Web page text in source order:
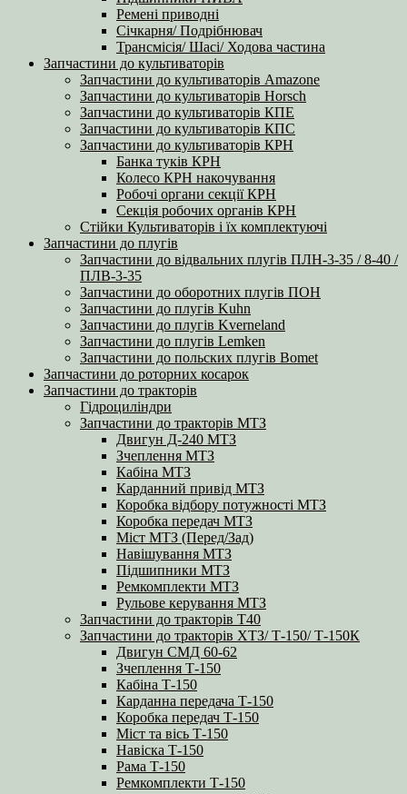
Ремені приводні
Січкарня/ Подрібнювач
Трансмісія/ Шасі/ Ходова частина
Запчастини до культиваторів
Запчастини до культиваторів Amazone
Запчастини до культиваторів Horsch
Запчастини до культиваторів КПЕ
Запчастини до культиваторів КПС
Запчастини до культиваторів КРН
Банка туків КРН
Колесо КРН накочування
Робочі органи секції КРН
Секція робочих органів КРН
Стійки Культиваторів і їх комплектуючі
Запчастини до плугів
Запчастини до відвальних плугів ПЛН-3-35 / 8-40 /
ПЛВ-3-35
Запчастини до оборотних плугів ПОН
Запчастини до плугів Kuhn
Запчастини до плугів Kverneland
Запчастини до плугів Lemken
Запчастини до польских плугів Bomet
Запчастини до роторних косарок
Запчастини до тракторів
Гідроциліндри
Запчастини до тракторів МТЗ
Двигун Д-240 МТЗ
Зчеплення МТЗ
Кабіна МТЗ
Карданний привід МТЗ
Коробка відбору потужності МТЗ
Коробка передач МТЗ
Міст МТЗ (Перед/Зад)
Навішування МТЗ
Підшипники МТЗ
Ремкомплекти МТЗ
Рульове керування МТЗ
Запчастини до тракторів Т40
Запчастини до тракторів ХТЗ/ Т-150/ Т-150К
Двигун СМД 60-62
Зчеплення Т-150
Кабіна Т-150
Карданна передача Т-150
Коробка передач Т-150
Міст та вісь Т-150
Навіска Т-150
Рама Т-150
Ремкомплекти Т-150